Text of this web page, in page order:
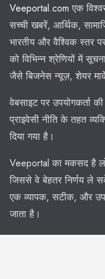
Veeportal.com एक
सच्ची खबरें, आर्थिक,
भारतीय और वैश्विक स्तर
को विभिन्न श्रेणियों में
जैसे बिजनेस न्यूज़, शेयर
वेबसाइट पर उपयोगकर्ता
प्राइवेसी नीति के तहत
दिया गया है।
Veeportal का मकसद है
जिससे वे बेहतर निर्णय ले
एक व्यापक, सटीक, और
जाता है।